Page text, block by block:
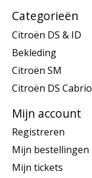
Categorieën
Citroën DS & ID
Bekleding
Citroën SM
Citroën DS
Mijn account
Registreren
Mijn bestellingen
Mijn tickets